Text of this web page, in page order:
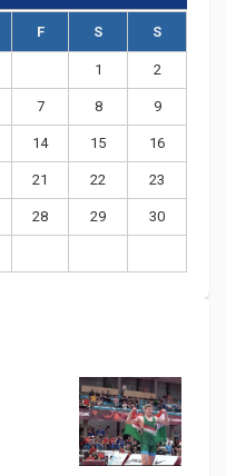
F S S
1 2
7 8 9
14 15 16
21 22 23
28 29 30